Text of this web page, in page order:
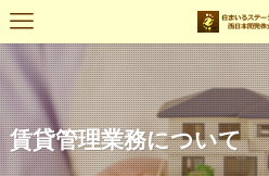
賃貸管理業務について